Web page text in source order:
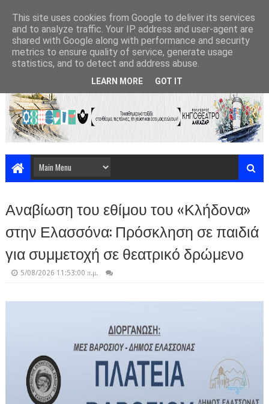
Αναβίωση του εθίμου του «Κλήδονα»
στην Ελασσόνα: Πρόσκληση σε παιδιά
για συμμετοχή σε θεατρικό δρώμενο
5/08/2026 11:53:00 π.μ.
This site uses cookies from Google to deliver its services
and to analyze traffic. Your IP address and user-agent are
shared with Google along with performance and security
metrics to ensure quality of service, generate usage
statistics, and to detect and address abuse.
LEARN MORE GOT IT